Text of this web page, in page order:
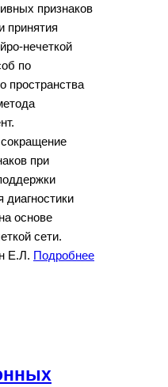
признаков
принятия
нечеткой
по
пространства
при
диагностики
основе
сети.
Е.Л. Подробнее